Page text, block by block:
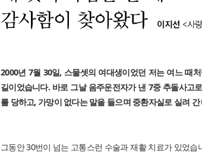
2000년 7월 30일, 스물셋의 여대생이었던 저는 여느 때
길이었습니다. 바로 그날 음주운전자가 낸 7중 추돌사고
를 당하고, 가망이 없다는 말을 들으며 중환자실로 실려
그동안 30번이 넘는 고통스런 수술과 재활 치료가 있었습